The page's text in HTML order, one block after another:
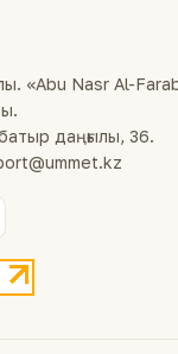
«Abu Nasr Al-
даңғылы, 36.